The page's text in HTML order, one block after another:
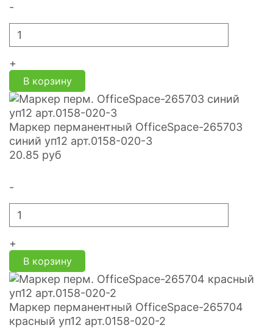
-
+
В корзину
Маркер перманентный OfficeSpace-265703
синий уп12 арт.0158-020-3
20.85 руб
-
+
В корзину
Маркер перманентный OfficeSpace-265704
красный уп12 арт.0158-020-2